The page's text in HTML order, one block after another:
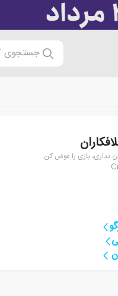
جستجوی
نداری، بازی را عوض کن